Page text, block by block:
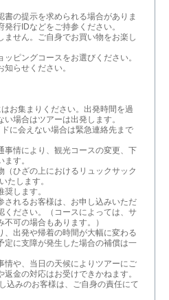
書の提示を求められる場合がありま
行IDなどをご持参ください。
ません。ご自身でお買い物をお楽し
ッピングコースをお選びください。
らせください。
お集まりください。出発時間を過
場合はツアーは出発します。
に会えない場合は緊急連絡先まで
事情により、観光コースの変更、下
す。
（ひざの上におけるリュックサック
たします。
します。
されるお客様は、お申し込みいただ
ください。（コースによっては、サ
可の場合もあります。）
、出発や帰着の時間が大幅に変わる
定に支障が発生した場合の補償は一
情や、当日の天候によりツアーにご
金の対応はお受けできかねます。
込みのお客様は、ご自身の責任にて